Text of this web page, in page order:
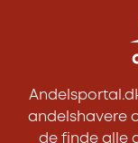
andelshavere
de finde alle